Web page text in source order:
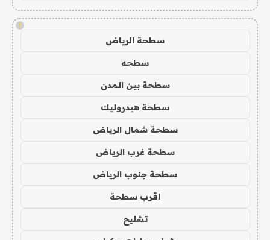
!
سطحة الرياض
سطحه
سطحة بين المدن
سطحة هيدروليك
سطحة شمال الرياض
سطحة غرب الرياض
سطحة جنوب الرياض
اقرب سطحة
تشليح